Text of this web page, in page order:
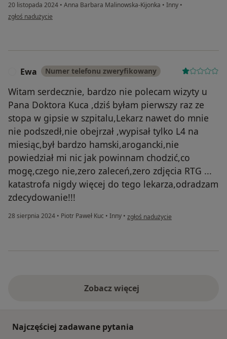
20 listopada 2024 • Anna Barbara Malinowska-Kijonka • Inny •
w opinii użytkownika Zdzisław J
zgłoś nadużycie
Ewa Numer telefonu zweryfikowany
Witam serdecznie, bardzo nie polecam wizyty u
Pana Doktora Kuca ,dziś byłam pierwszy raz ze
stopa w gipsie w szpitalu,Lekarz nawet do mnie
nie podszedł,nie obejrzał ,wypisał tylko L4 na
miesiąc,był bardzo hamski,arogancki,nie
powiedział mi nic jak powinnam chodzić,co
mogę,czego nie,zero zaleceń,zero zdjęcia RTG ...
katastrofa nigdy więcej do tego lekarza,odradzam
zdecydowanie!!!
28 sierpnia 2024 • Piotr Paweł Kuc • Inny • w opinii użytkownika Ewa
zgłoś nadużycie
Zobacz więcej
Najczęściej zadawane pytania